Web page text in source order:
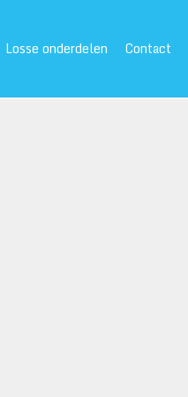
Losse onderdelen Contact